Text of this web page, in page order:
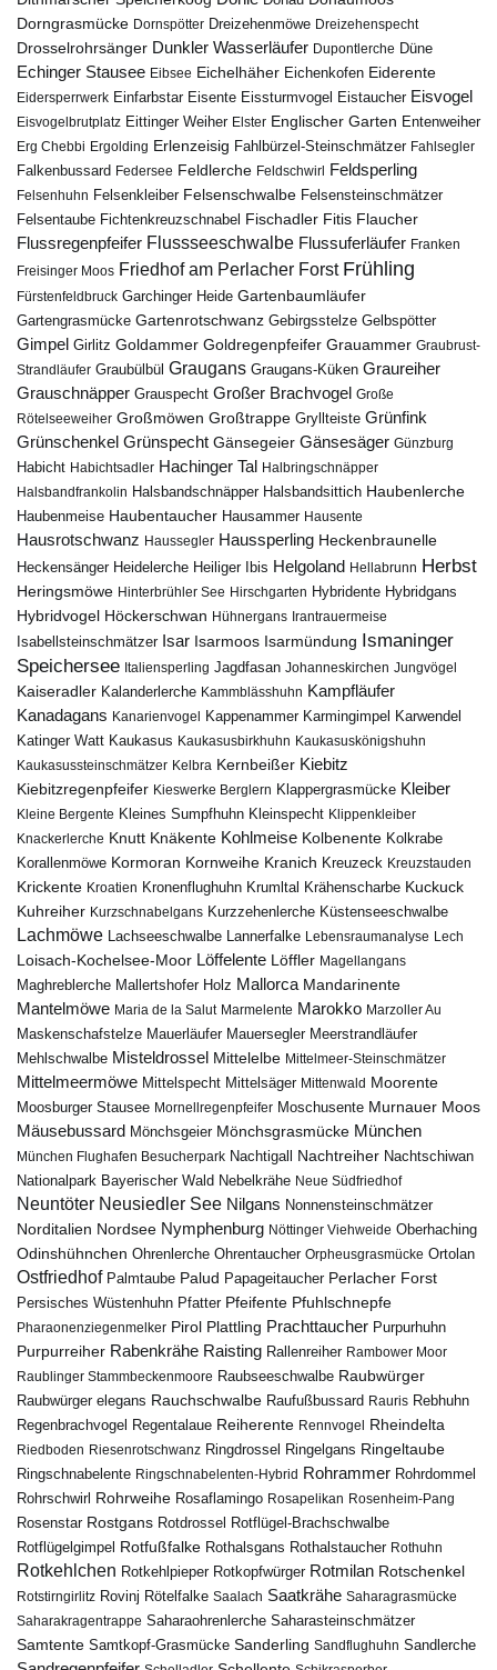
Dorngrasmücke Dornspötter Dreizehenmöwe Dreizehenspecht
Drosselrohrsänger Dunkler Wasserläufer Dupontlerche Düne
Echinger Stausee Eibsee Eichelhäher Eichenkofen Eiderente
Eidersperrwerk Einfarbstar Eisente Eissturmvogel Eistaucher Eisvogel
Eisvogelbrutplatz Eittinger Weiher Elster Englischer Garten Entenweiher
Erg Chebbi Ergolding Erlenzeisig Fahlbürzel-Steinschmätzer Fahlsegler
Falkenbussard Federsee Feldlerche Feldschwirl Feldsperling
Felsenhuhn Felsenkleiber Felsenschwalbe Felsensteinschmätzer
Felsentaube Fichtenkreuzschnabel Fischadler Fitis Flaucher
Flussregenpfeifer Flussseeschwalbe Flussuferläufer Franken
Freisinger Moos Friedhof am Perlacher Forst Frühling
Fürstenfeldbruck Garchinger Heide Gartenbaumläufer
Gartengrasmücke Gartenrotschwanz Gebirgsstelze Gelbspötter
Gimpel Girlitz Goldammer Goldregenpfeifer Grauammer Graubrust-
Strandläufer Graubülbül Graugans Graugans-Küken Graureiher
Grauschnäpper Grauspecht Großer Brachvogel Große
Rötelseeweiher Großmöwen Großtrappe Gryllteiste Grünfink
Grünschenkel Grünspecht Gänsegeier Gänsesäger Günzburg
Habicht Habichtsadler Hachinger Tal Halbringschnäpper
Halsbandfrankolin Halsbandschnäpper Halsbandsittich Haubenlerche
Haubenmeise Haubentaucher Hausammer Hausente
Hausrotschwanz Haussegler Haussperling Heckenbraunelle
Heckensänger Heidelerche Heiliger Ibis Helgoland Hellabrunn Herbst
Heringsmöwe Hinterbrühler See Hirschgarten Hybridente Hybridgans
Hybridvogel Höckerschwan Hühnergans Irantrauermeise
Isabellsteinschmätzer Isar Isarmoos Isarmündung Ismaninger
Speichersee Italiensperling Jagdfasan Johanneskirchen Jungvögel
Kaiseradler Kalanderlerche Kammblässhuhn Kampfläufer
Kanadagans Kanarienvogel Kappenammer Karmingimpel Karwendel
Katinger Watt Kaukasus Kaukasusbirkhuhn Kaukasuskönigshuhn
Kaukasussteinschmätzer Kelbra Kernbeißer Kiebitz
Kiebitzregenpfeifer Kieswerke Berglern Klappergrasmücke Kleiber
Kleine Bergente Kleines Sumpfhuhn Kleinspecht Klippenkleiber
Knackerlerche Knutt Knäkente Kohlmeise Kolbenente Kolkrabe
Korallenmöwe Kormoran Kornweihe Kranich Kreuzeck Kreuzstauden
Krickente Kroatien Kronenflughuhn Krumltal Krähenscharbe Kuckuck
Kuhreiher Kurzschnabelgans Kurzzehenlerche Küstenseeschwalbe
Lachmöwe Lachseeschwalbe Lannerfalke Lebensraumanalyse Lech
Loisach-Kochelsee-Moor Löffelente Löffler Magellangans
Maghreblerche Mallertshofer Holz Mallorca Mandarinente
Mantelmöwe Maria de la Salut Marmelente Marokko Marzoller Au
Maskenschafstelze Mauerläufer Mauersegler Meerstrandläufer
Mehlschwalbe Misteldrossel Mittelelbe Mittelmeer-Steinschmätzer
Mittelmeermöwe Mittelspecht Mittelsäger Mittenwald Moorente
Moosburger Stausee Mornellregenpfeifer Moschusente Murnauer Moos
Mäusebussard Mönchsgeier Mönchsgrasmücke München
München Flughafen Besucherpark Nachtigall Nachtreiher Nachtschiwan
Nationalpark Bayerischer Wald Nebelkrähe Neue Südfriedhof
Neuntöter Neusiedler See Nilgans Nonnensteinschmätzer
Norditalien Nordsee Nymphenburg Nöttinger Viehweide Oberhaching
Odinshühnchen Ohrenlerche Ohrentaucher Orpheusgrasmücke Ortolan
Ostfriedhof Palmtaube Palud Papageitaucher Perlacher Forst
Persisches Wüstenhuhn Pfatter Pfeifente Pfuhlschnepfe
Pharaonenziegenmelker Pirol Plattling Prachttaucher Purpurhuhn
Purpurreiher Rabenkrähe Raisting Rallenreiher Rambower Moor
Raublinger Stammbeckenmoore Raubseeschwalbe Raubwürger
Raubwürger elegans Rauchschwalbe Raufußbussard Rauris Rebhuhn
Regenbrachvogel Regentalaue Reiherente Rennvogel Rheindelta
Riedboden Riesenrotschwanz Ringdrossel Ringelgans Ringeltaube
Ringschnabelente Ringschnabelenten-Hybrid Rohrammer Rohrdommel
Rohrschwirl Rohrweihe Rosaflamingo Rosapelikan Rosenheim-Pang
Rosenstar Rostgans Rotdrossel
Rotflügel-Brachschwalbe
Rotflügelgimpel Rotfußfalke Rothalsgans Rothalstaucher Rothuhn
Rotkehlchen Rotkehlpieper Rotkopfwürger Rotmilan Rotschenkel
Rotstirngirlitz Rovinj Rötelfalke Saalach Saatkrähe Saharagrasmücke
Saharakragentrappe Saharaohrenlerche Saharasteinschmätzer
Samtente Samtkopf-Grasmücke Sanderling Sandflughuhn Sandlerche